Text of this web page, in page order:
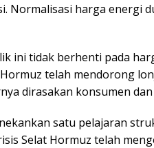
Normalisasi harga energi
ini tidak berhenti pada
telah mendorong
dirasakan konsumen
satu pelajaran
Selat Hormuz telah